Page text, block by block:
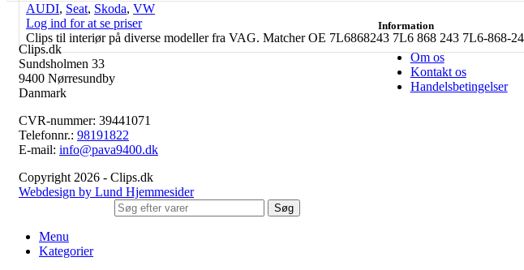
AUDI, Seat, Skoda, VW
Log ind for at se priser
Clips til interiør på diverse modeller fra VAG. Matcher OE 7L6868243 7L6 868 243 7L6-868-
Clips.dk
Sundsholmen 33
9400 Nørresundby
Danmark
CVR-nummer: 39441071
Telefonnr.: 98191822
E-mail: info@pava9400.dk
Information
Om os
Kontakt os
Handelsbetingelser
Copyright 2026 - Clips.dk
Webdesign by Lund Hjemmesider
Søg
Menu
Kategorier